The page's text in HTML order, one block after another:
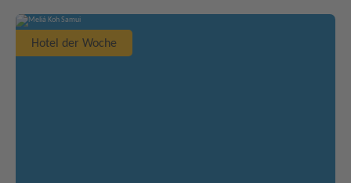
Hotel der Woche